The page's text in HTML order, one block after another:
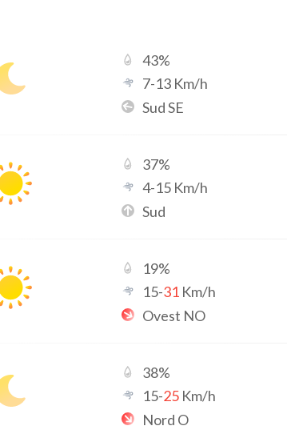
43%
7-13 Km/h
Sud SE
37%
4-15 Km/h
Sud
19%
15-31 Km/h
Ovest NO
38%
15-25 Km/h
Nord O